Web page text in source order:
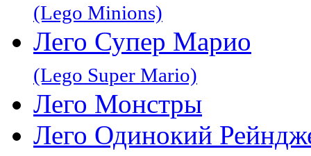
(Lego Minions)
Лего Супер Марио
(Lego Super Mario)
Лего Монстры
Лего Одинокий